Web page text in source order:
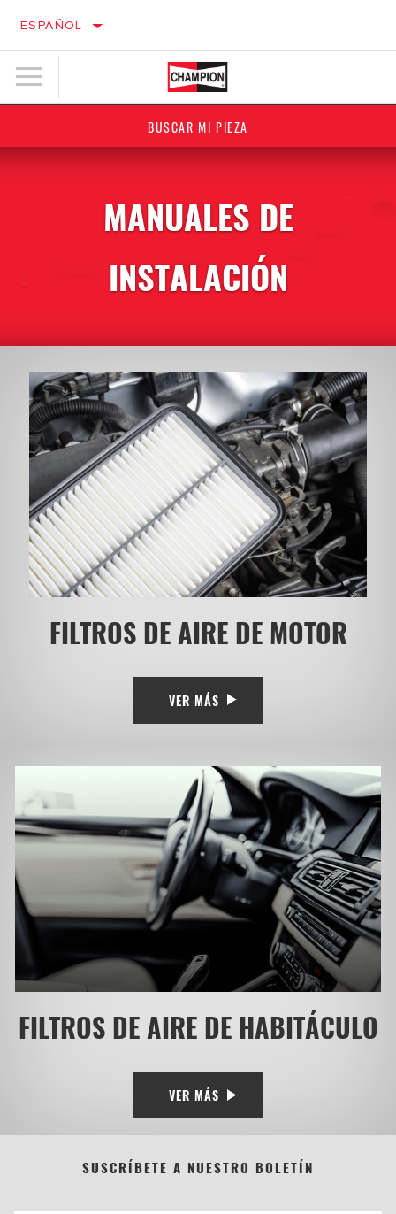
ESPAÑOL
BUSCAR MI PIEZA
MANUALES DE
INSTALACIÓN
FILTROS DE AIRE DE MOTOR
VER MÁS
FILTROS DE AIRE DE HABITÁCULO
VER MÁS
SUSCRÍBETE A NUESTRO BOLETÍN